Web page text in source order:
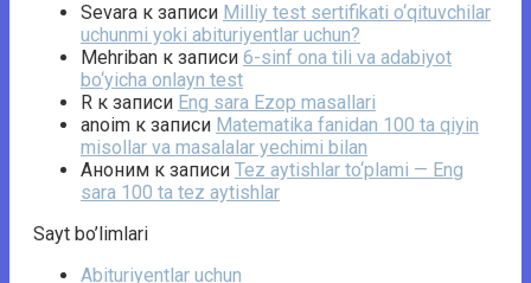
Sevara к записи Milliy test sertifikati o‘qituvchilar
uchunmi yoki abituriyentlar uchun?
Mehriban к записи 6-sinf ona tili va adabiyot
bo‘yicha onlayn test
R к записи Eng sara Ezop masallari
anoim к записи Matematika fanidan 100 ta qiyin
misollar va masalalar yechimi bilan
Аноним к записи Tez aytishlar to‘plami — Eng
sara 100 ta tez aytishlar
Sayt bo’limlari
Abituriyentlar uchun